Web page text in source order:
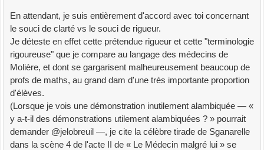
En attendant, je suis entièrement d'accord avec toi concernant
le souci de clarté vs le souci de rigueur.
Je déteste en effet cette prétendue rigueur et cette "terminologie
rigoureuse" que je compare au langage des médecins de
Molière, et dont se gargarisent malheureusement beaucoup de
profs de maths, au grand dam d'une très importante proportion
d'élèves.
(Lorsque je vois une démonstration inutilement alambiquée — «
y a-t-il des démonstrations utilement alambiquées ? » pourrait
demander @jelobreuil —, je cite la célèbre tirade de Sganarelle
dans la scène 4 de l'acte II de « Le Médecin malgré lui » se